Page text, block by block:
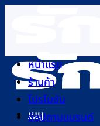
เนื้อหา
เมนู
หน้าแรก
ร้านค้า
โปรโมชัน
ช้อปตามแบรนด์